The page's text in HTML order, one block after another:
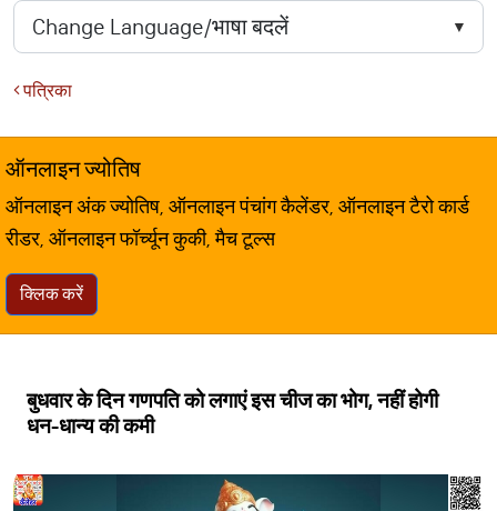
पत्रिका
ऑनलाइन ज्योतिष
ऑनलाइन अंक ज्योतिष, ऑनलाइन पंचांग कैलेंडर, ऑनलाइन टैरो कार्ड
रीडर, ऑनलाइन फॉर्च्यून कुकी, मैच टूल्स
क्लिक करें
बुधवार के दिन गणपति को लगाएं इस चीज का भोग, नहीं होगी
धन-धान्य की कमी